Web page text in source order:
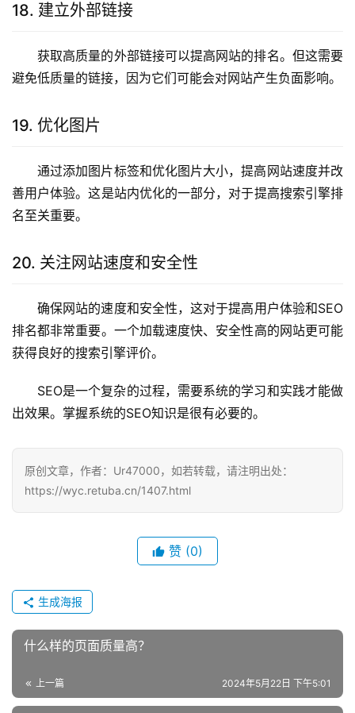
18. 建立外部链接
获取高质量的外部链接可以提高网站的排名。但这需要
避免低质量的链接，因为它们可能会对网站产生负面影响。
19. 优化图片
通过添加图片标签和优化图片大小，提高网站速度并改
善用户体验。这是站内优化的一部分，对于提高搜索引擎排
名至关重要。
20. 关注网站速度和安全性
确保网站的速度和安全性，这对于提高用户体验和SEO
排名都非常重要。一个加载速度快、安全性高的网站更可能
获得良好的搜索引擎评价。
SEO是一个复杂的过程，需要系统的学习和实践才能做
出效果。掌握系统的SEO知识是很有必要的。
原创文章，作者：Ur47000，如若转载，请注明出处：
https://wyc.retuba.cn/1407.html
赞 (0)
生成海报
什么样的页面质量高？
上一篇 2024年5月22日 下午5:01